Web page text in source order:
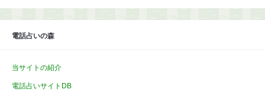
イ
電話占いの森
当サイトの紹介
電話占いサイトDB